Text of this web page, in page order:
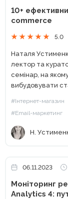
10+
commerce
5.0
Наталя
лектор та
семінар, на
вибудовувати
застаріла
#Інтернет-магазин
#Email-маркетинг
Н.
06.11.2023
Моніторинг
Analytics 4: